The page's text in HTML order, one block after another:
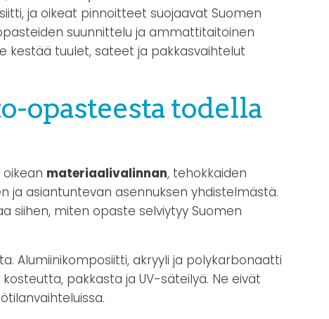
ja oikeat pinnoitteet suojaavat Suomen
suunnittelu ja ammattitaitoinen
kestää tuulet, sateet ja pakkasvaihtelut
opasteesta todella
materiaalivalinnan, tehokkaiden
ja asiantuntevan asennuksen yhdistelmästä.
siihen, miten opaste selviytyy Suomen
Alumiinikomposiitti, akryyli ja polykarbonaatti
pakkasta ja UV-säteilyä. Ne eivät